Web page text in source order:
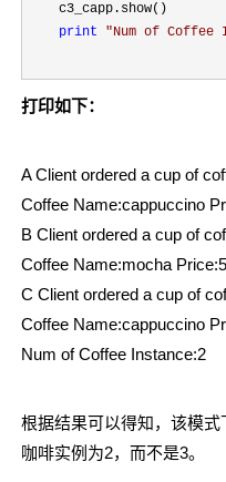
    c3_capp.show()
print
"Num of Coffee
打印如下：
A Client ordered a cup of
Coffee Name:cappuccino
B Client ordered a cup of
Coffee Name:mocha Price:5
C Client ordered a cup of
Coffee Name:cappuccino
Num of Coffee Instance:2
根据结果可以得知，该模
咖啡实例为2，而不是3。